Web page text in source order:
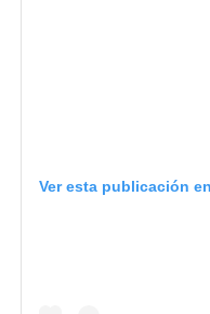
Ver esta publicación